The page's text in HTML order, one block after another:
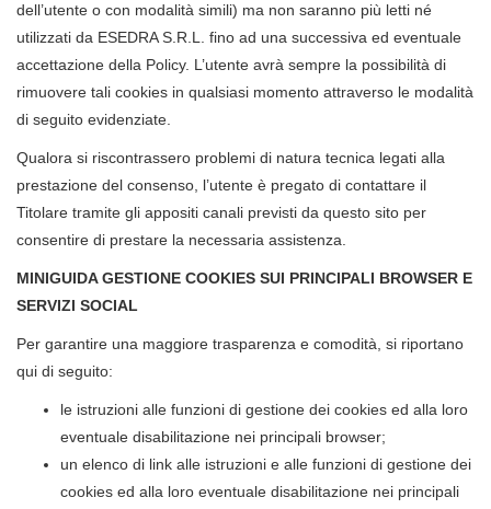
dell’utente o con modalità simili) ma non saranno più letti né
utilizzati da ESEDRA S.R.L. fino ad una successiva ed eventuale
accettazione della Policy. L’utente avrà sempre la possibilità di
rimuovere tali cookies in qualsiasi momento attraverso le modalità
di seguito evidenziate.
Qualora si riscontrassero problemi di natura tecnica legati alla
prestazione del consenso, l’utente è pregato di contattare il
Titolare tramite gli appositi canali previsti da questo sito per
consentire di prestare la necessaria assistenza.
MINIGUIDA GESTIONE COOKIES SUI PRINCIPALI BROWSER E
SERVIZI SOCIAL
Per garantire una maggiore trasparenza e comodità, si riportano
qui di seguito:
le istruzioni alle funzioni di gestione dei cookies ed alla loro
eventuale disabilitazione nei principali browser;
un elenco di link alle istruzioni e alle funzioni di gestione dei
cookies ed alla loro eventuale disabilitazione nei principali